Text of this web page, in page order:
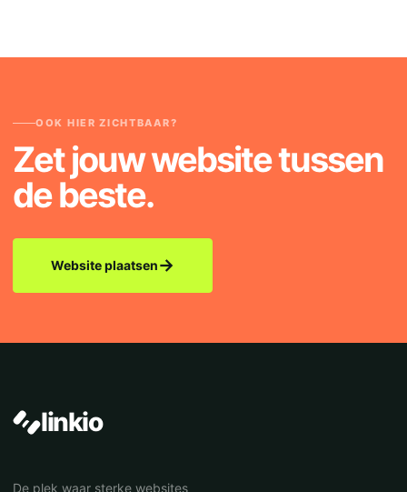
OOK HIER ZICHTBAAR?
Zet jouw website tussen
de beste.
Website plaatsen→
linkio
De plek waar sterke websites